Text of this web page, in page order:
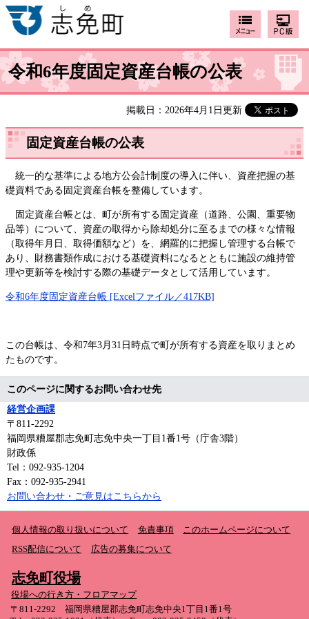
令和6年度固定資産台帳の公表
掲載日：2026年4月1日更新
固定資産台帳の公表
統一的な基準による地方公会計制度の導入に伴い、資産把握の基
礎資料である固定資産台帳を整備しています。
固定資産台帳とは、町が所有する固定資産（道路、公園、重要物
品等）について、資産の取得から除却処分に至るまでの様々な情報
（取得年月日、取得価額など）を、網羅的に把握し管理する台帳で
あり、財務書類作成における基礎資料になるとともに施設の維持管
理や更新等を検討する際の基礎データとして活用しています。
令和6年度固定資産台帳 [Excelファイル／417KB]
この台帳は、令和7年3月31日時点で町が所有する資産を取りまとめ
たものです。
このページに関するお問い合わせ先
経営企画課
〒811-2292
福岡県糟屋郡志免町志免中央一丁目1番1号（庁舎3階）
財政係
Tel：092-935-1204
Fax：092-935-2941
お問い合わせ・ご意見はこちらから
個人情報の取り扱いについて 免責事項
このホームページについて
RSS配信について
広告の募集について
志免町役場
役場への行き方・フロアマップ
〒811-2292 福岡県糟屋郡志免町志免中央1丁目1番1号